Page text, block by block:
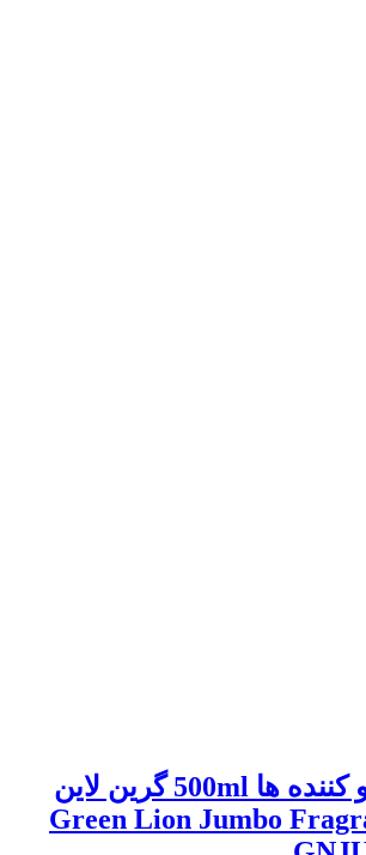
دستگاه خوشبو کننده ها 500ml گرین لاین
Green Lion Jumbo